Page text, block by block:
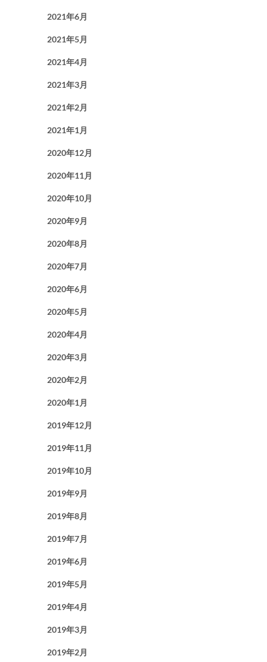
2021年6月
2021年5月
2021年4月
2021年3月
2021年2月
2021年1月
2020年12月
2020年11月
2020年10月
2020年9月
2020年8月
2020年7月
2020年6月
2020年5月
2020年4月
2020年3月
2020年2月
2020年1月
2019年12月
2019年11月
2019年10月
2019年9月
2019年8月
2019年7月
2019年6月
2019年5月
2019年4月
2019年3月
2019年2月